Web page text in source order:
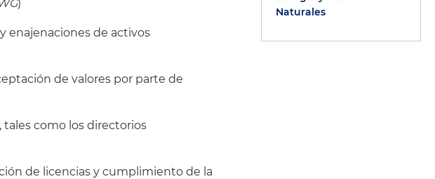
)
enajenaciones de activos
de valores por parte de
como los directorios
de licencias y cumplimiento de la
Naturales